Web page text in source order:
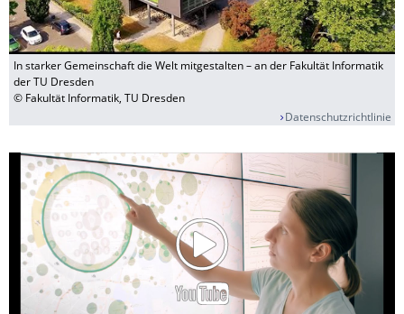
In starker Gemeinschaft die Welt mitgestalten – an der Fakultät Informatik
der TU Dresden
© Fakultät Informatik, TU Dresden
Datenschutzrichtlinie